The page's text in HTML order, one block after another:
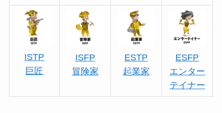
ISTP
巨匠
ISFP
冒険家
ESTP
起業家
ESFP
エンター
テイナー